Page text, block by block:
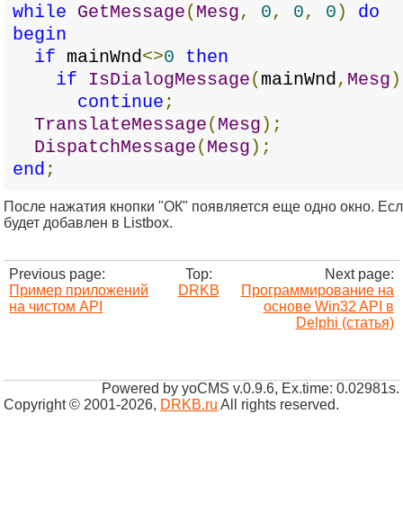
while GetMessage( Mesg, 0, 0, 0 )
do
begin
if mainWnd<>0
then
if
IsDialogMessage( mainWnd, Mesg )
continue ;
TranslateMessage( Mesg );
DispatchMessage( Mesg );
end ;
После нажатия кнопки "ОК" появляется еще одно окно.
будет добавлен в Listbox.
Previous page:
Пример приложений
на чистом API
Top:
DRKB
Next page:
Программирование на
основе Win32 API в
Delphi (статья)
Powered by yoCMS v.0.9.6, Ex.time: 0.02981s.
Copyright © 2001-2026, DRKB.ru All rights reserved.